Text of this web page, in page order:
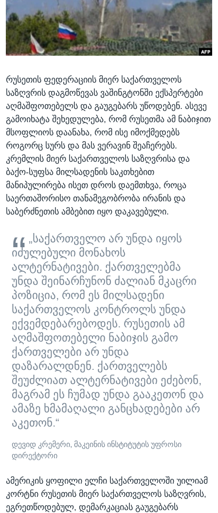
ᲡᲢᲣᲓᲘᲐ ᲕᲐᲨᲘᲜᲒᲢᲝᲜᲘ
ᲔᲙᲝᲜᲝᲛᲘᲙᲐ
ᲯᲐᲜᲛᲠᲗᲔᲚᲝᲑᲐ
ᲛᲔᲪᲜᲘᲔᲠᲔᲑᲐ
ᲙᲣᲚᲢᲣᲠᲐ
ᲒᲐᲚᲘᲚᲔᲝ
ᲓᲔᲖᲘᲜᲤᲝᲠᲛᲐᲪᲘᲐ
Learning English
ᲗᲕᲐᲚᲘ ᲒᲕᲐᲓᲔᲕᲜᲔᲗ
ენები
რუსეთის ფედერაციის მიერ საქართველოს
საზღვრის დაგმოწევას ვაშინგტონში ექსპერტები
აღმაშფოთებელს და გაუგებარს უწოდებენ. ასევე
გამოიხატა შეხედულება, რომ რუსეთმა ამ ნაბიჯით
მსოფლიოს დაანახა, რომ ისე იმოქმედებს
როგორც სურს და მას ვერავინ შეაჩერებს.
კრემლის მიერ საქართველოს საზღვრისა და
ბაქო-სუფსა მილსადენის საკთხებით
მანიპულირება ისეთ დროს დაემთხვა, როცა
საერთაშორისო თანამეგობრობა ირანის და
საბერძნეთის ამბებით იყო დაკავებული.
„საქართველო არ უნდა იყოს
იძულებული მონახოს
ალტერნატივები. ქართველებმა
უნდა შეინარჩუნონ ძალიან მკაცრი
პოზიცია, რომ ეს მილსადენი
საქართველოს კონტროლს უნდა
ექვემდებარებოდეს. რუსეთის ამ
აღმაშფოთებელი ნაბიჯის გამო
ქართველები არ უნდა
დაზარალდნენ. ქართველებს
შეუძლიათ ალტერნატივები ეძებონ,
მაგრამ ეს ჩუმად უნდა გააკეთონ და
ამაზე ხმამაღალი განცხადებები არ
აკეთონ.“
დევიდ კრემერი, მაკეინის ინსტიტუტის უფროსი
დირექტორი
ამერიკის ყოფილი ელჩი საქართველოში უილიამ
კორტნი რუსეთის მიერ საქართველოს საზღვრის,
ეგრეთწოდებულ, დემარკაციას გაუგებარს